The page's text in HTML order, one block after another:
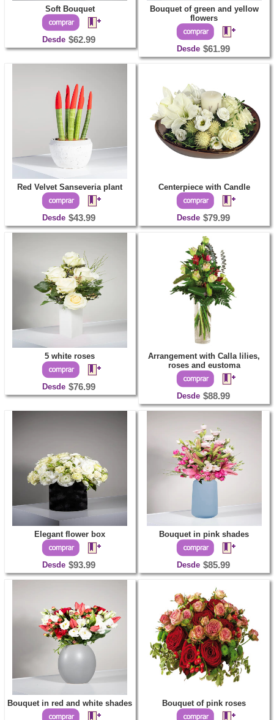
Soft Bouquet
Desde $62.99
Bouquet of green and yellow
flowers
Desde $61.99
Red Velvet Sanseveria plant
Desde $43.99
Centerpiece with Candle
Desde $79.99
5 white roses
Desde $76.99
Arrangement with Calla lilies,
roses and eustoma
Desde $88.99
Elegant flower box
Desde $93.99
Bouquet in pink shades
Desde $85.99
Bouquet in red and white shades Bouquet of pink roses